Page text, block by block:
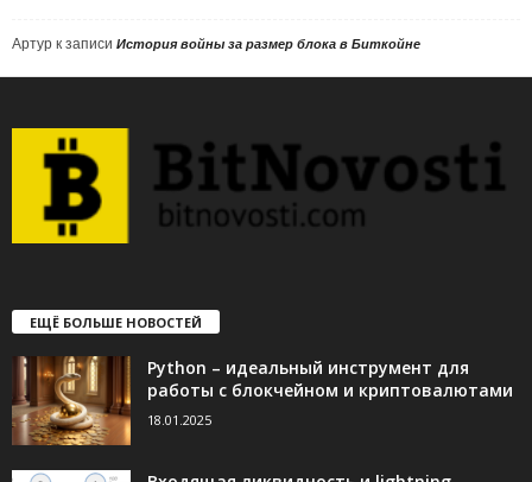
Артур к записи История войны за размер блока в Биткойне
ЕЩЁ БОЛЬШЕ НОВОСТЕЙ
Python – идеальный инструмент для
работы с блокчейном и криптовалютами
18.01.2025